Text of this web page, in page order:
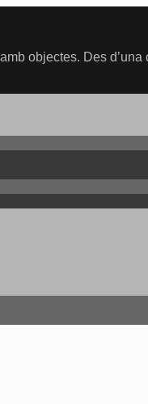
objectes. Des